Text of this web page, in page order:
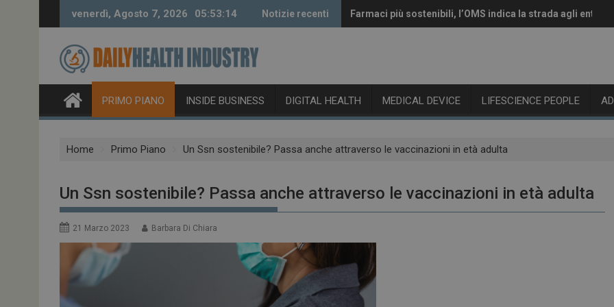
venerdì, Agosto 7, 2026 05:53:15 Notizie recenti Farmaci più sostenibili, l’OMS indica la strada agli enti
Vaccini anti-Covid, il CHMP raccomanda l’aggiornamento
PRIMO PIANO INSIDE BUSINESS DIGITAL HEALTH MEDICAL DEVICE LIFESCIENCE PEOPLE
Home Primo Piano Un Ssn sostenibile? Passa anche attraverso le vaccinazioni in età adulta
Un Ssn sostenibile? Passa anche attraverso le vaccinazioni in età adulta
21 Marzo 2023 Barbara Di Chiara